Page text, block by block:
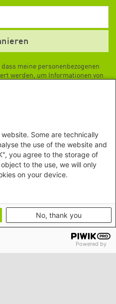
meine personenbezogenen
werden, um Informationen von
in den
Some are technically
the use of the website and
you agree to the storage of
to the use, we will only
on your device.
No, thank you
Powered by